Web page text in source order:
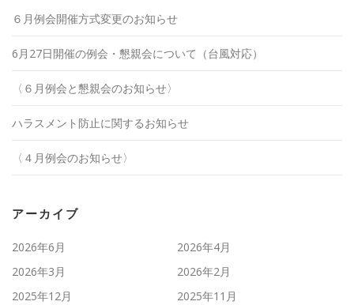
６月例会開催方式変更のお知らせ
6月27日開催の例会・懇親会について（台風対応）
〈６月例会と懇親会のお知らせ〉
ハラスメント防止に関するお知らせ
〈４月例会のお知らせ〉
アーカイブ
2026年6月
2026年4月
2026年3月
2026年2月
2025年12月
2025年11月